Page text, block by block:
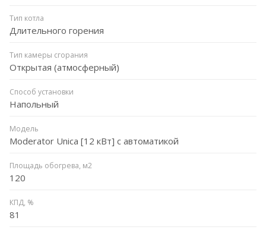
Тип котла
Длительного горения
Тип камеры сгорания
Открытая (атмосферный)
Способ установки
Напольный
Модель
Moderator Unica [12 кВт] с автоматикой
Площадь обогрева, м2
120
КПД, %
81